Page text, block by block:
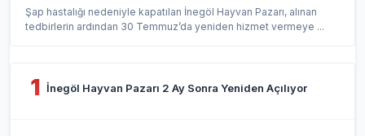
Şap hastalığı nedeniyle kapatılan İnegöl Hayvan Pazarı, alınan
tedbirlerin ardından 30 Temmuz’da yeniden hizmet vermeye ...
1 İnegöl Hayvan Pazarı 2 Ay Sonra Yeniden Açılıyor